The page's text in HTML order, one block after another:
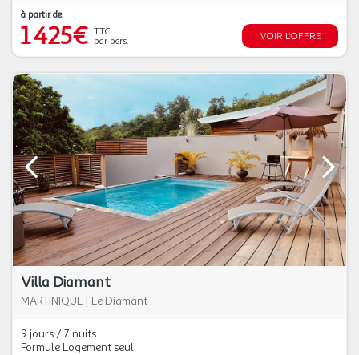
à partir de
1 425€ TTC
par pers.
VOIR L'OFFRE
Villa Diamant
MARTINIQUE | Le Diamant
9 jours / 7 nuits
Formule Logement seul